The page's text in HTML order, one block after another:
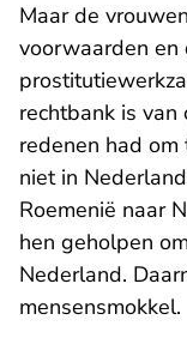
Maar de
voorwaarden en
rechtbank is
redenen had
niet in
Roemenië naar
hen geholpen
Nederland.
mensensmokkel.